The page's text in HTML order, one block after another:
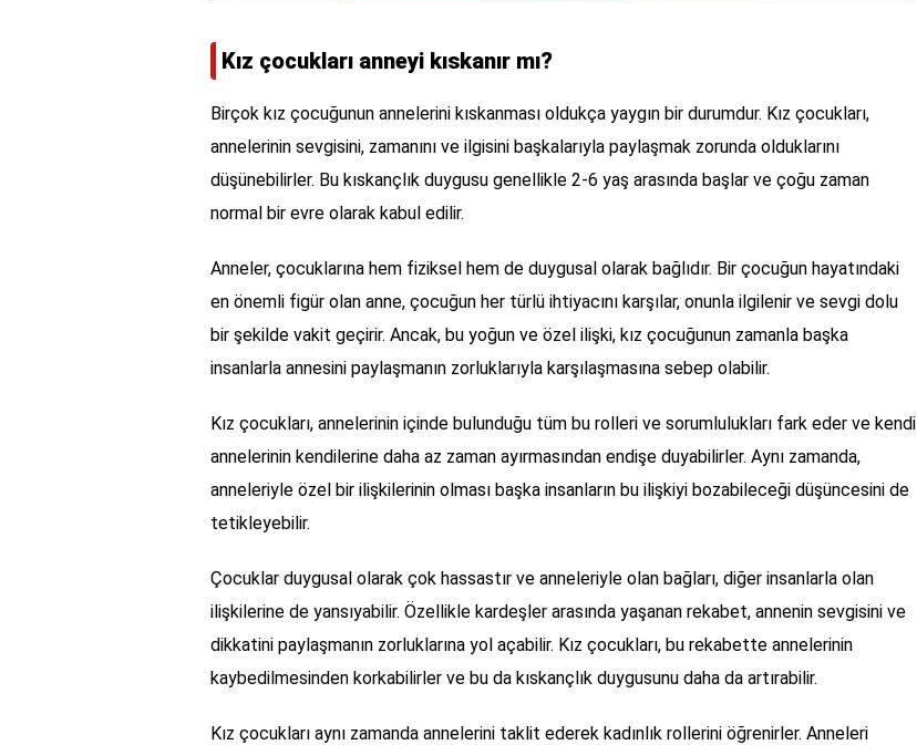
Kız çocukları anneyi kıskanır mı?
Birçok kız çocuğunun annelerini kıskanması oldukça yaygın bir durumdur. Kız çocukları,
annelerinin sevgisini, zamanını ve ilgisini başkalarıyla paylaşmak zorunda olduklarını
düşünebilirler. Bu kıskançlık duygusu genellikle 2-6 yaş arasında başlar ve çoğu zaman
normal bir evre olarak kabul edilir.
Anneler, çocuklarına hem fiziksel hem de duygusal olarak bağlıdır. Bir çocuğun hayatındaki
en önemli figür olan anne, çocuğun her türlü ihtiyacını karşılar, onunla ilgilenir ve sevgi dolu
bir şekilde vakit geçirir. Ancak, bu yoğun ve özel ilişki, kız çocuğunun zamanla başka
insanlarla annesini paylaşmanın zorluklarıyla karşılaşmasına sebep olabilir.
Kız çocukları, annelerinin içinde bulunduğu tüm bu rolleri ve sorumlulukları fark eder ve kendi
annelerinin kendilerine daha az zaman ayırmasından endişe duyabilirler. Aynı zamanda,
anneleriyle özel bir ilişkilerinin olması başka insanların bu ilişkiyi bozabileceği düşüncesini de
tetikleyebilir.
Çocuklar duygusal olarak çok hassastır ve anneleriyle olan bağları, diğer insanlarla olan
ilişkilerine de yansıyabilir. Özellikle kardeşler arasında yaşanan rekabet, annenin sevgisini ve
dikkatini paylaşmanın zorluklarına yol açabilir. Kız çocukları, bu rekabette annelerinin
kaybedilmesinden korkabilirler ve bu da kıskançlık duygusunu daha da artırabilir.
Kız çocukları aynı zamanda annelerini taklit ederek kadınlık rollerini öğrenirler. Anneleri